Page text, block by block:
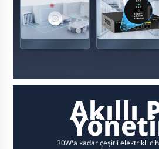
Akıllı
30W'a kadar çeşitli elektrikli